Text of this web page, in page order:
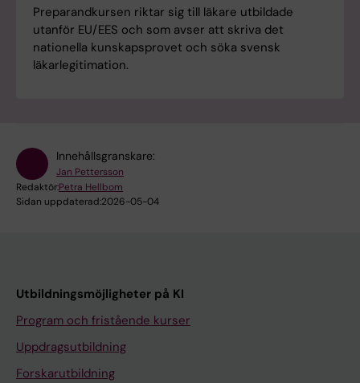
Preparandkursen riktar sig till läkare utbildade
utanför EU/EES och som avser att skriva det
nationella kunskapsprovet och söka svensk
läkarlegitimation.
Innehållsgranskare:
Jan Pettersson
Redaktör:Petra Hellbom
Sidan uppdaterad:2026-05-04
Utbildningsmöjligheter på KI
Program och fristående kurser
Uppdragsutbildning
Forskarutbildning